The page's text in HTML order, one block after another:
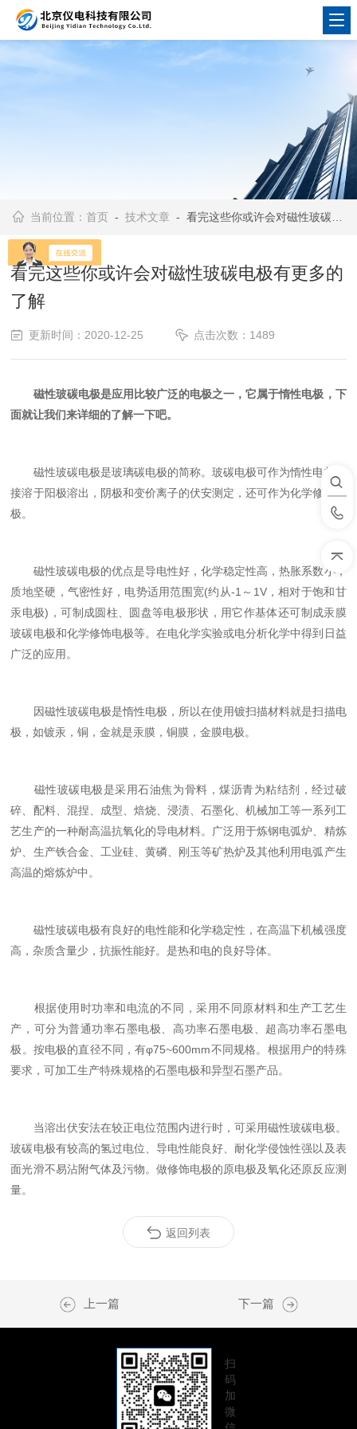
当前位置：首页 -技术文章 - 看完这些你或许会对磁性玻碳电极有更多的了解
看完这些你或许会对磁性玻碳电极有更多的
了解
更新时间：2020-12-25 点击次数：1489
磁性玻碳电极是应用比较广泛的电极之一，它属于惰性电极，下
面就让我们来详细的了解一下吧。
磁性玻碳电极是玻璃碳电极的简称。玻碳电极可作为惰性电极直
接溶于阳极溶出，阴极和变价离子的伏安测定，还可作为化学修饰电
极。
磁性玻碳电极的优点是导电性好，化学稳定性高，热胀系数小，
质地坚硬，气密性好，电势适用范围宽(约从-1～1V，相对于饱和甘
汞电极)，可制成圆柱、圆盘等电极形状，用它作基体还可制成汞膜
玻碳电极和化学修饰电极等。在电化学实验或电分析化学中得到日益
广泛的应用。
因磁性玻碳电极是惰性电极，所以在使用镀扫描材料就是扫描电
极，如镀汞，铜，金就是汞膜，铜膜，金膜电极。
磁性玻碳电极是采用石油焦为骨料，煤沥青为粘结剂，经过破
碎、配料、混捏、成型、焙烧、浸渍、石墨化、机械加工等一系列工
艺生产的一种耐高温抗氧化的导电材料。广泛用于炼钢电弧炉、精炼
炉、生产铁合金、工业硅、黄磷、刚玉等矿热炉及其他利用电弧产生
高温的熔炼炉中。
磁性玻碳电极有良好的电性能和化学稳定性，在高温下机械强度
高，杂质含量少，抗振性能好。是热和电的良好导体。
根据使用时功率和电流的不同，采用不同原材料和生产工艺生
产，可分为普通功率石墨电极、高功率石墨电极、超高功率石墨电
极。按电极的直径不同，有φ75~600mm不同规格。根据用户的特殊
要求，可加工生产特殊规格的石墨电极和异型石墨产品。
当溶出伏安法在较正电位范围内进行时，可采用磁性玻碳电极。
玻碳电极有较高的氢过电位、导电性能良好、耐化学侵蚀性强以及表
面光滑不易沾附气体及污物。做修饰电极的原电极及氧化还原反应测
量。
返回列表
上一篇 下一篇
扫
码
加
微